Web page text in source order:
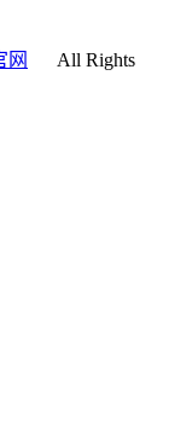
网
All Rights